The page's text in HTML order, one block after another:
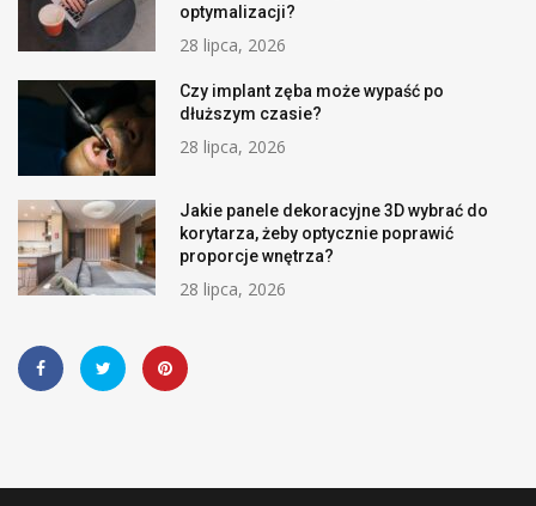
optymalizacji?
28 lipca, 2026
Czy implant zęba może wypaść po
dłuższym czasie?
28 lipca, 2026
Jakie panele dekoracyjne 3D wybrać do
korytarza, żeby optycznie poprawić
proporcje wnętrza?
28 lipca, 2026